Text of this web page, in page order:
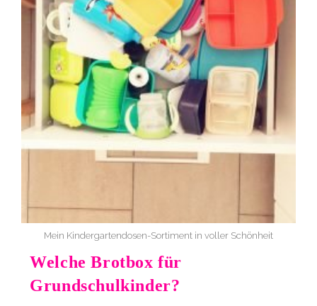
Mein Kindergartendosen-Sortiment in voller Schönheit
Welche Brotbox für
Grundschulkinder?